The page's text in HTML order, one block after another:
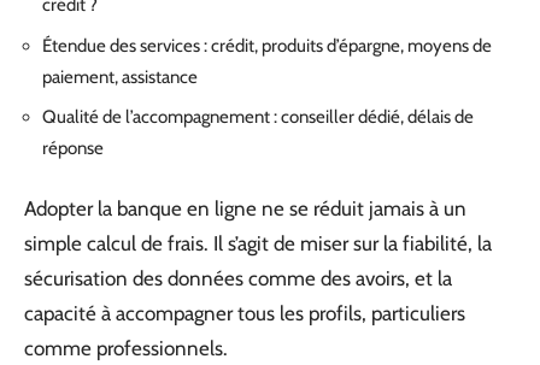
crédit ?
Étendue des services : crédit, produits d’épargne, moyens de
paiement, assistance
Qualité de l’accompagnement : conseiller dédié, délais de
réponse
Adopter la banque en ligne ne se réduit jamais à un
simple calcul de frais. Il s’agit de miser sur la fiabilité, la
sécurisation des données comme des avoirs, et la
capacité à accompagner tous les profils, particuliers
comme professionnels.